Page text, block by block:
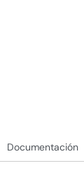
Documentación